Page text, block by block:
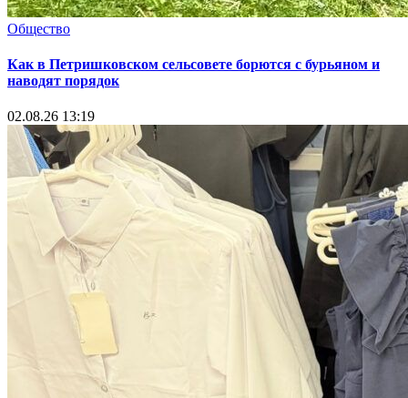
Общество
Как в Петришковском сельсовете борются с бурьяном и
наводят порядок
02.08.26 13:19